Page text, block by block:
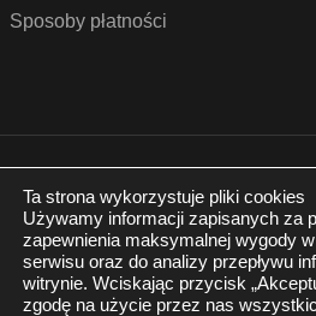
Sposoby płatności
© 2022 by podlogidrzwi.eu
Wszystkie prawa zastrzeżone
Polityka prywatności
Ta strona wykorzystuje pliki cookies
Używamy informacji zapisanych za
zapewnienia maksymalnej wygody
serwisu oraz do analizy przepływu
witrynie. Wciskając przycisk
zgodę na użycie przez nas